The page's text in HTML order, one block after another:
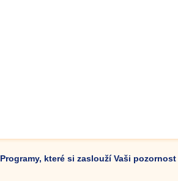
Programy, které si zaslouží Vaši pozornost